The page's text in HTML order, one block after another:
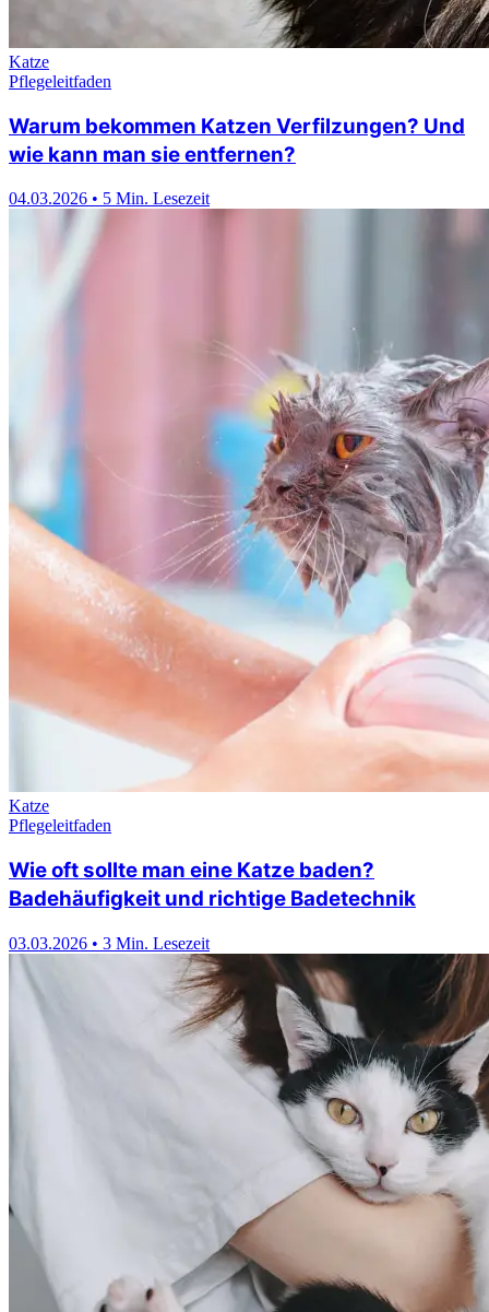
Katze
Pflegeleitfaden
Warum bekommen Katzen Verfilzungen? Und
wie kann man sie entfernen?
04.03.2026 • 5 Min. Lesezeit
Katze
Pflegeleitfaden
Wie oft sollte man eine Katze baden?
Badehäufigkeit und richtige Badetechnik
03.03.2026 • 3 Min. Lesezeit